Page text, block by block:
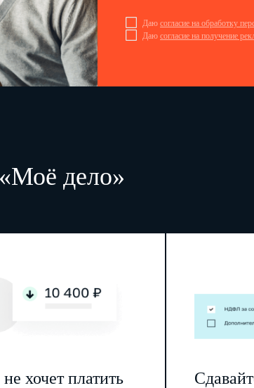
Даю согласие на обработку
Даю согласие на получение
дело»
хочет платить